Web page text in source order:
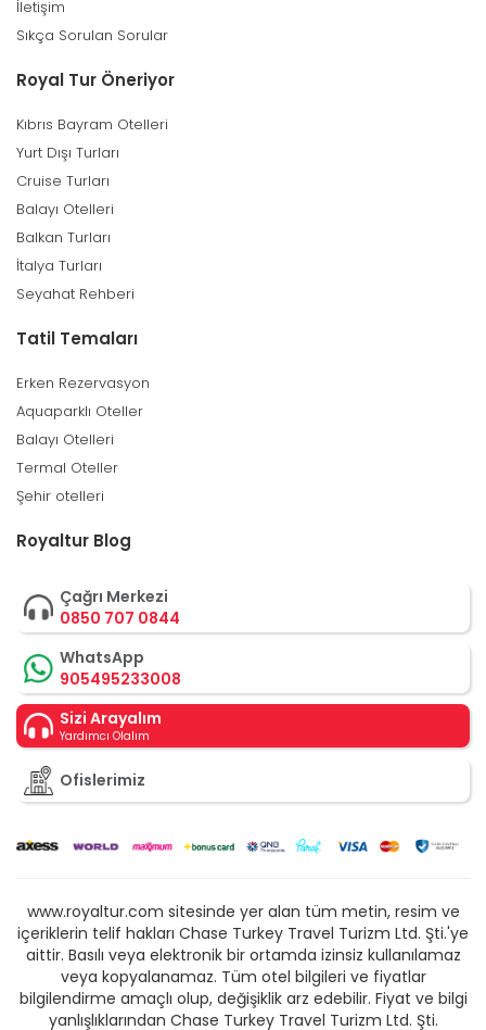
İletişim
Sıkça Sorulan Sorular
Royal Tur Öneriyor
Kıbrıs Bayram Otelleri
Yurt Dışı Turları
Cruise Turları
Balayı Otelleri
Balkan Turları
İtalya Turları
Seyahat Rehberi
Tatil Temaları
Erken Rezervasyon
Aquaparklı Oteller
Balayı Otelleri
Termal Oteller
Şehir otelleri
Royaltur Blog
Çağrı Merkezi
0850 707 0844
WhatsApp
905495233008
Sizi Arayalım
Yardımcı Olalım
Ofislerimiz
www.royaltur.com sitesinde yer alan tüm metin, resim ve
içeriklerin telif hakları Chase Turkey Travel Turizm Ltd. Şti.'ye
aittir. Basılı veya elektronik bir ortamda izinsiz kullanılamaz
veya kopyalanamaz. Tüm otel bilgileri ve fiyatlar
bilgilendirme amaçlı olup, değişiklik arz edebilir. Fiyat ve bilgi
yanlışlıklarından Chase Turkey Travel Turizm Ltd. Şti.